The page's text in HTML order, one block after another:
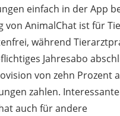
einfach in der App
von AnimalChat ist für
während
Jahresabo
von zehn Prozent
zahlen.
auch für andere